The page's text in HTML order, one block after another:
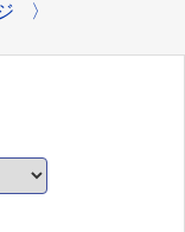
〉